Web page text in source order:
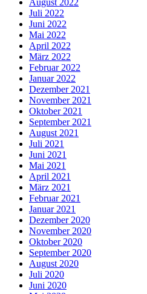
August 2022
Juli 2022
Juni 2022
Mai 2022
April 2022
März 2022
Februar 2022
Januar 2022
Dezember 2021
November 2021
Oktober 2021
September 2021
August 2021
Juli 2021
Juni 2021
Mai 2021
April 2021
März 2021
Februar 2021
Januar 2021
Dezember 2020
November 2020
Oktober 2020
September 2020
August 2020
Juli 2020
Juni 2020